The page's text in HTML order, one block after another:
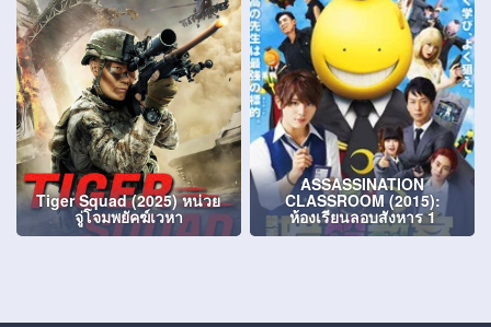
Tiger Squad (2025) หน่วย
จู่โจมพยัคฆ์เวหา
ASSASSINATION
CLASSROOM (2015):
ห้องเรียนลอบสังหาร 1